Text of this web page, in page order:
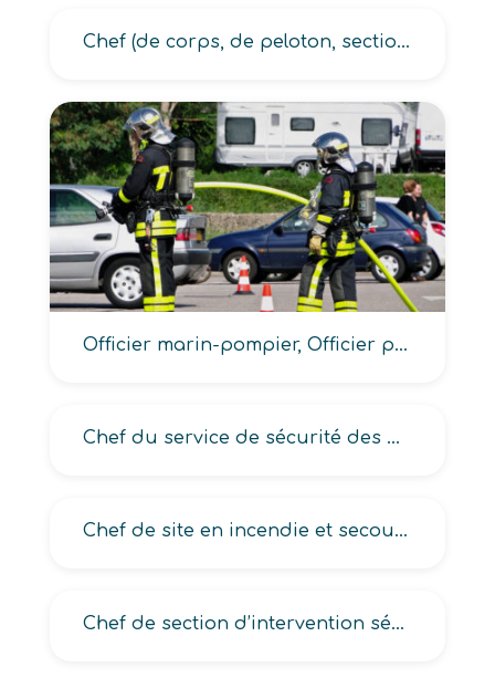
Chef (de corps, de peloton, section de combat)
Officier marin-pompier, Officier pompier, Officier sapeur-pompier, Lieutenant sapeur-pompier
Chef du service de sécurité des pistes, Responsable sécurité des pistes
Chef de site en incendie et secours, Responsable de sécurité civile et de secours
Chef de section d’intervention sécurité civile, Officier spécialiste de sécurité civile